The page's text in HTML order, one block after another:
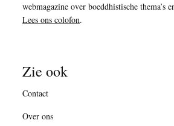
webmagazine over boeddhistische thema’s
Lees ons colofon.
Zie ook
Contact
Over ons